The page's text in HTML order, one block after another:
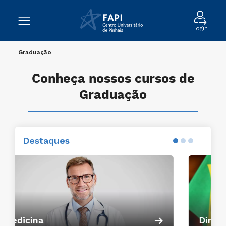
Login
Graduação
Conheça nossos cursos de
Graduação
Destaques
Direito
Conheça o curso